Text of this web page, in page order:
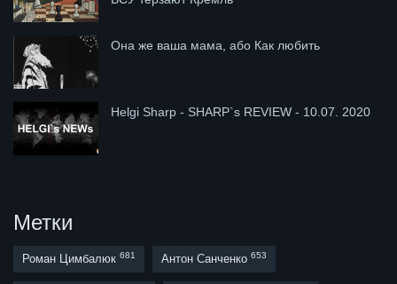
Она же ваша мама, або Как любить
Helgi Sharp - SHARP`s REVIEW - 10.07. 2020
Метки
Роман Цимбалюк 681 Антон Санченко 653